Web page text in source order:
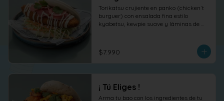
Torikatsu crujiente en panko (chicken´t
burguer) con ensalada fina estilo
kyabetsu, kewpie suave y láminas de
cilantro fresco.
$7.990
¡ Tú Eliges !
Arma tu bao con los ingredientes de tu